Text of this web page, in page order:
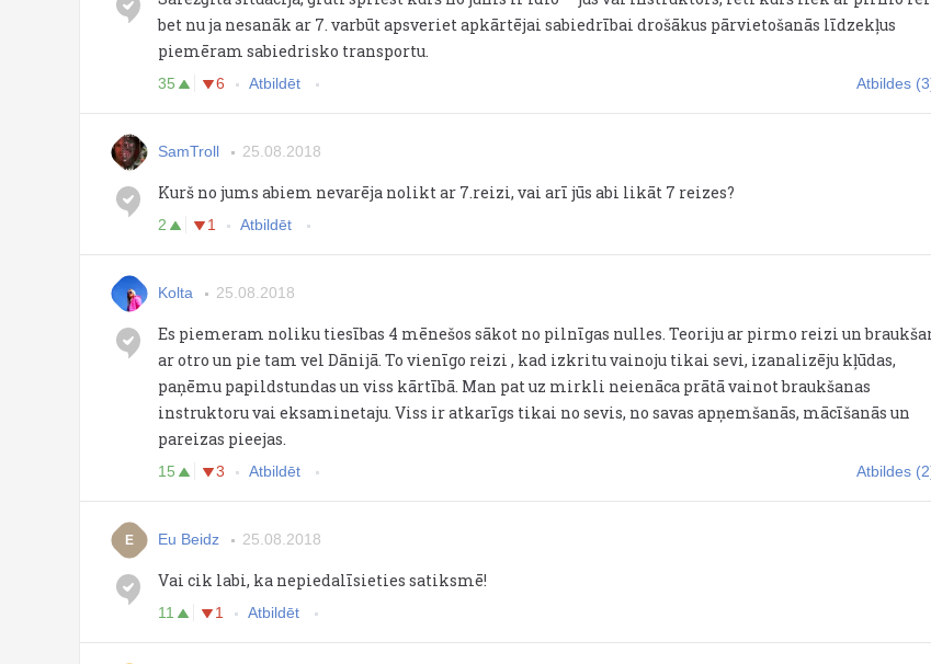
bet nu ja nesanāk ar 7. varbūt apsveriet apkārtējai sabiedrībai drošākus pārvietošanās līdzekļus
piemēram sabiedrisko transportu.
35 6 Atbildēt Atbildes
SamTroll 25.08.2018
Kurš no jums abiem nevarēja nolikt ar 7.reizi, vai arī jūs abi likāt 7 reizes?
2 1 Atbildēt
Kolta 25.08.2018
Es piemeram noliku tiesības 4 mēnešos sākot no pilnīgas nulles. Teoriju ar pirmo reizi un
ar otro un pie tam vel Dānijā. To vienīgo reizi , kad izkritu vainoju tikai sevi, izanalizēju kļūdas,
paņēmu papildstundas un viss kārtībā. Man pat uz mirkli neienāca prātā vainot braukšanas
instruktoru vai eksaminetaju. Viss ir atkarīgs tikai no sevis, no savas apņemšanās, mācīšanās un
pareizas pieejas.
15 3 Atbildēt Atbildes
E Eu Beidz 25.08.2018
Vai cik labi, ka nepiedalīsieties satiksmē!
11 1 Atbildēt